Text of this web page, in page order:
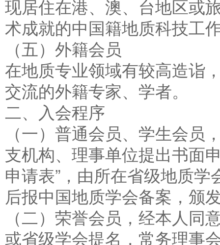
现居住在港、澳、台地区或
术成就的中国籍地质科技工
（五）外籍会员
在地质专业领域有较高造诣
交流的外籍专家、学者。
二、入会程序
（一）普通会员、学生会
支机构、理事单位提出书面
申请表”，由所在省级地质
后报中国地质学会备案，颁
（二）荣誉会员，经本人
或省级学会提名，常务理事